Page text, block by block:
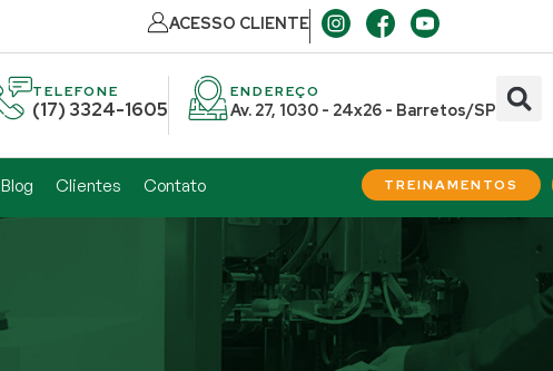
ACESSO CLIENTE
TELEFONE
(17) 3324-1605
ENDEREÇO
Av. 27, 1030 - 24x26 - Barretos/SP
Blog Clientes Contato TREINAMENTOS